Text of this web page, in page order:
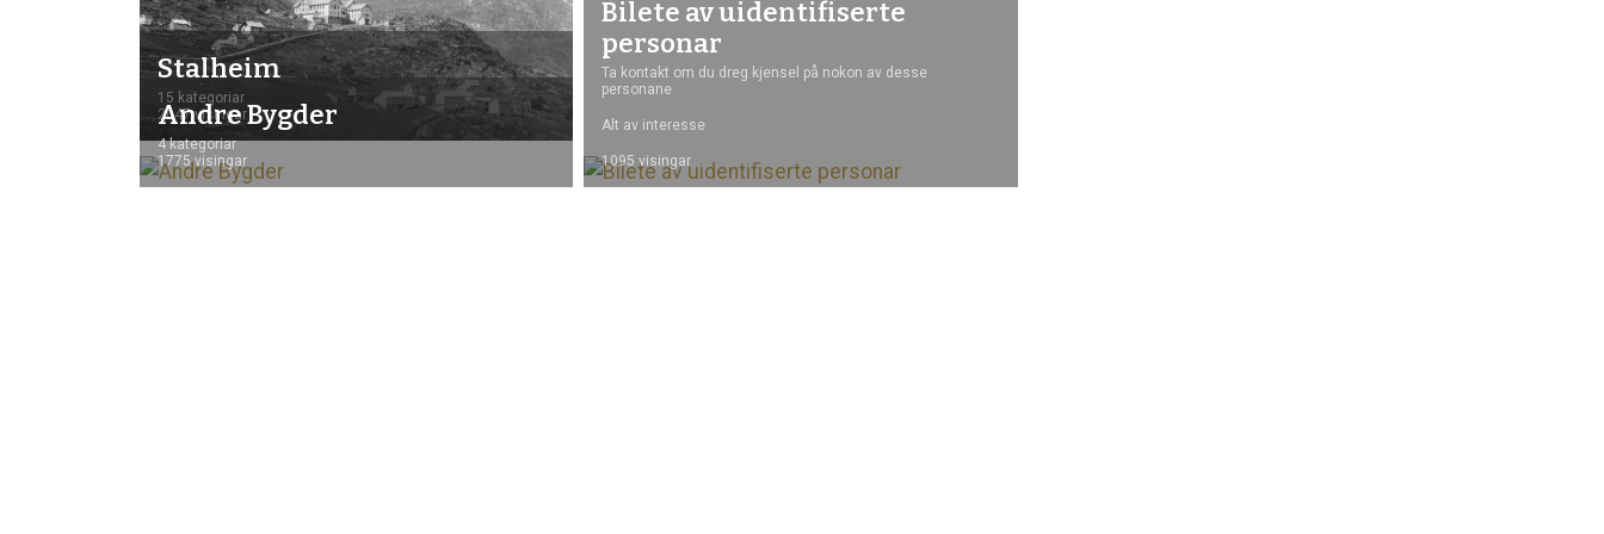
Stalheim
15 kategoriar
2047 visingar
Andre Bygder
4 kategoriar
1775 visingar
Bilete av uidentifiserte
personar
Ta kontakt om du dreg kjensel på nokon av desse
personane
Alt av interesse
1095 visingar